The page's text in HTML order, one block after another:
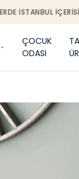
İSTANBUL
ÇOCUK
ODASI